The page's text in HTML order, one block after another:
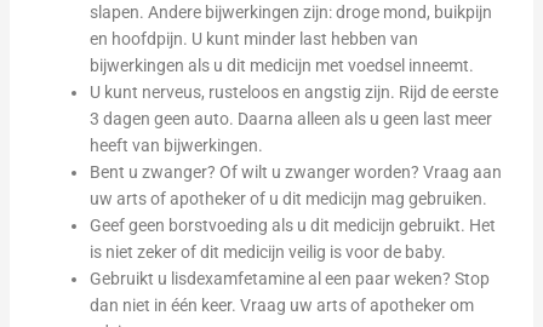
slapen. Andere bijwerkingen zijn: droge mond, buikpijn
en hoofdpijn. U kunt minder last hebben van
bijwerkingen als u dit medicijn met voedsel inneemt.
U kunt nerveus, rusteloos en angstig zijn. Rijd de eerste
3 dagen geen auto. Daarna alleen als u geen last meer
heeft van bijwerkingen.
Bent u zwanger? Of wilt u zwanger worden? Vraag aan
uw arts of apotheker of u dit medicijn mag gebruiken.
Geef geen borstvoeding als u dit medicijn gebruikt. Het
is niet zeker of dit medicijn veilig is voor de baby.
Gebruikt u lisdexamfetamine al een paar weken? Stop
dan niet in één keer. Vraag uw arts of apotheker om